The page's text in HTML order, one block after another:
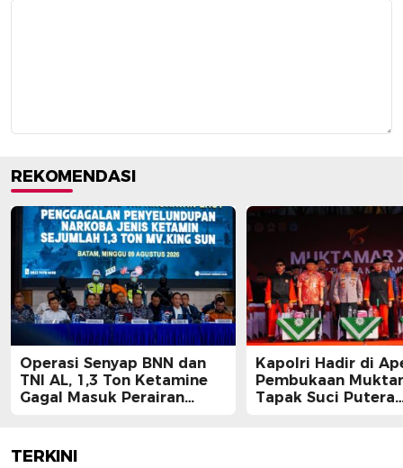
REKOMENDASI
Operasi Senyap BNN dan
TNI AL, 1,3 Ton Ketamine
Gagal Masuk Perairan
Kapolri Hadir di
Pembukaan
Tapak Suci Putera
TERKINI